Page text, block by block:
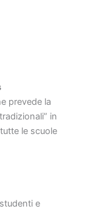
prevede la
in
le scuole
e